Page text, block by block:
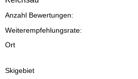
Anzahl Bewertungen:
Weiterempfehlungsrate:
Ort
Skigebiet